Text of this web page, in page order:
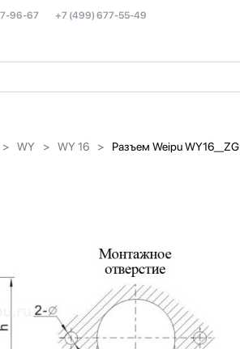
96-67 +7 (499) 677-55-49
WY WY 16 Разъем Weipu WY16__ZG